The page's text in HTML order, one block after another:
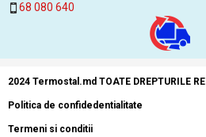
68 080 640
2024 Termostal.md TOATE DREPTURILE
Politica de confidedentialitate
Termeni si conditii